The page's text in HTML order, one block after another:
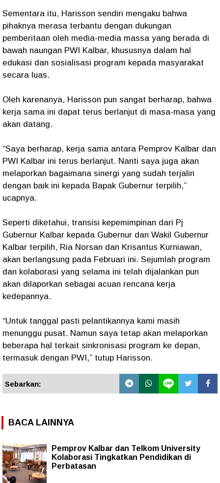
Sementara itu, Harisson sendiri mengaku bahwa
pihaknya merasa terbantu dengan dukungan
pemberitaan oleh media-media massa yang berada di
bawah naungan PWI Kalbar, khususnya dalam hal
edukasi dan sosialisasi program kepada masyarakat
secara luas.
Oleh karenanya, Harisson pun sangat berharap, bahwa
kerja sama ini dapat terus berlanjut di masa-masa yang
akan datang.
“Saya berharap, kerja sama antara Pemprov Kalbar dan
PWI Kalbar ini terus berlanjut. Nanti saya juga akan
melaporkan bagaimana sinergi yang sudah terjalin
dengan baik ini kepada Bapak Gubernur terpilih,”
ucapnya.
Seperti diketahui, transisi kepemimpinan dari Pj
Gubernur Kalbar kepada Gubernur dan Wakil Gubernur
Kalbar terpilih, Ria Norsan dan Krisantus Kurniawan,
akan berlangsung pada Februari ini. Sejumlah program
dan kolaborasi yang selama ini telah dijalankan pun
akan dilaporkan sebagai acuan rencana kerja
kedepannya.
“Untuk tanggal pasti pelantikannya kami masih
menunggu pusat. Namun saya tetap akan melaporkan
beberapa hal terkait sinkronisasi program ke depan,
termasuk dengan PWI,” tutup Harisson.
Sebarkan:
BACA LAINNYA
Pemprov Kalbar dan Telkom University
Kolaborasi Tingkatkan Pendidikan di
Perbatasan